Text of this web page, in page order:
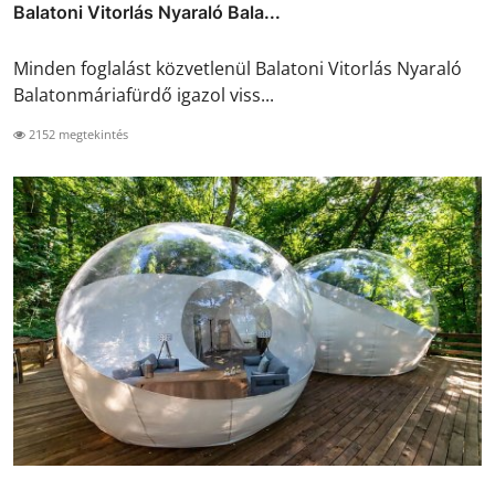
Balatoni Vitorlás Nyaraló Bala...
Minden foglalást közvetlenül Balatoni Vitorlás Nyaraló
Balatonmáriafürdő igazol viss...
2152 megtekintés